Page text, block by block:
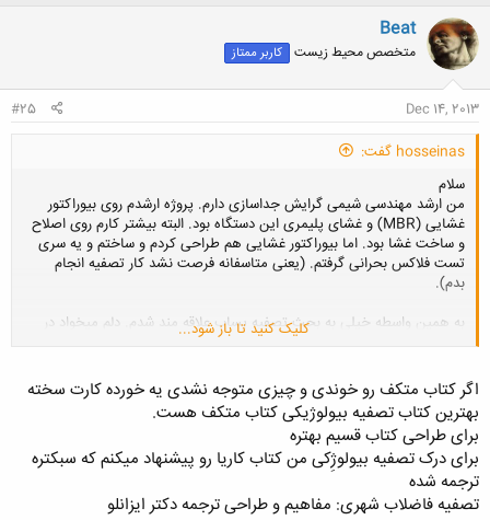
Beat
متخصص محیط زیست کاربر ممتاز
Dec 14, 2013
#25
hosseinas گفت:
سلام
من ارشد مهندسی شیمی گرایش جداسازی دارم. پروژه ارشدم روی بیوراکتور
غشایی (MBR) و غشای پلیمری این دستگاه بود. البته بیشتر کارم روی اصلاح
و ساخت غشا بود. اما بیوراکتور غشایی هم طراحی کردم و ساختم و یه سری
تست فلاکس بحرانی گرفتم. (یعنی متاسفانه فرصت نشد کار تصفیه انجام
بدم).
به همین واسطه خیلی به بحث تصفیه پساب علاقه مند شدم. دلم میخواد در
این زمینه کار کنم. بیشتر هم از نظر کار و شغل، نه لزوما ادامه تحصیل. اما
تقریبا هیچ پایه ای ندارم. همینطور با بحث های مربوط به تصفیه آب چندان
آشنا نیستم. خواستم از کتاب متکلف شروع کنم (فصل 7 و 8 و 9 ...) اما چیز
زیادی نفهمیدم. ممنون میشم راهنماییم کنید. مثلا اگر اطلاعات یه پساب
بهمون بدن که برای تصفیه اش یه فرایند پیشنهاد بدیم و طراحی تصفیه خانه
انجام بدیم باید از کجا شروع کرد؟ باید چی خوند براش؟
واقعا ممنون میشم راهنماییم کنید.
کلیک کنید تا باز شود...
اگر کتاب متکف رو خوندی و چیزی متوجه نشدی یه خورده کارت سخته
بهترین کتاب تصفیه بیولوژیکی کتاب متکف هست.
برای طراحی کتاب قسیم بهتره
برای درک تصفیه بیولوژِکی من کتاب کاریا رو پیشنهاد میکنم که سبکتره
ترجمه شده
تصفیه فاضلاب شهری: مفاهیم و طراحی ترجمه دکتر ایزانلو